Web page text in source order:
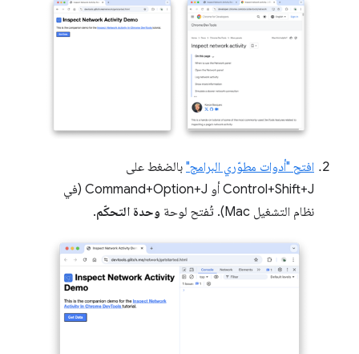
افتح "أدوات مطوّري البرامج" بالضغط على
Control+Shift+J أو Command+Option+J (في
نظام التشغيل Mac). تُفتح لوحة
وحدة التحكّم.